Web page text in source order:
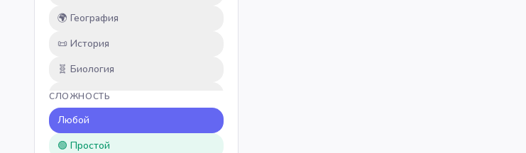
🌍 География
📜 История
🧬 Биология
🌿Природа
📚Литература
🔢 Математика
СЛОЖНОСТЬ
Любой
🟢 Простой